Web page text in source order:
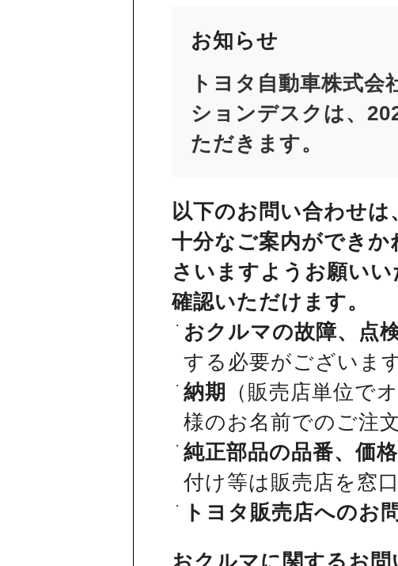
お知らせ
トヨタ自動車株式
ションデスクは、
ただきます。
以下のお問い合わせ
十分なご案内ができ
さいますようお願い
確認いただけます。
おクルマの故障、点
する必要がございます
納期
（販売店単位で
様のお名前でのご注
純正部品の品番、価
付け等は販売店を窓
トヨタ販売店へのお
おクルマに関するお